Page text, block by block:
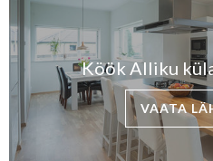
Köök Alliku
VAATA